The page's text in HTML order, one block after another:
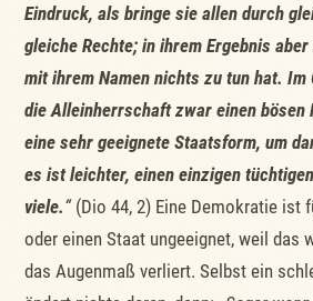
Eindruck, als bringe sie allen durch
gleiche Rechte; in ihrem Ergebnis
mit ihrem Namen nichts zu tun hat. Im
die Alleinherrschaft zwar einen bösen
eine sehr geeignete Staatsform, um
es ist leichter, einen einzigen
viele.“(Dio 44, 2) Eine Demokratie ist
oder einen Staat ungeeignet, weil das
das Augenmaß verliert. Selbst ein